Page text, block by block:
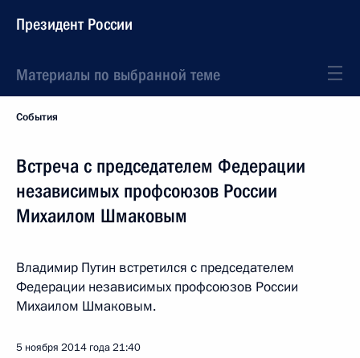
Президент России
Материалы по выбранной теме
События
Встреча с председателем Федерации
независимых профсоюзов России
Михаилом Шмаковым
Владимир Путин встретился с председателем
Федерации независимых профсоюзов России
Михаилом Шмаковым.
5 ноября 2014 года21:40